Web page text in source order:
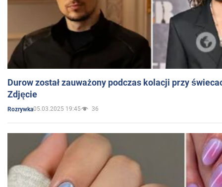
Durow został zauważony podczas kolacji przy
Zdjęcie
Rozrywka05.03.2025 19:45 36